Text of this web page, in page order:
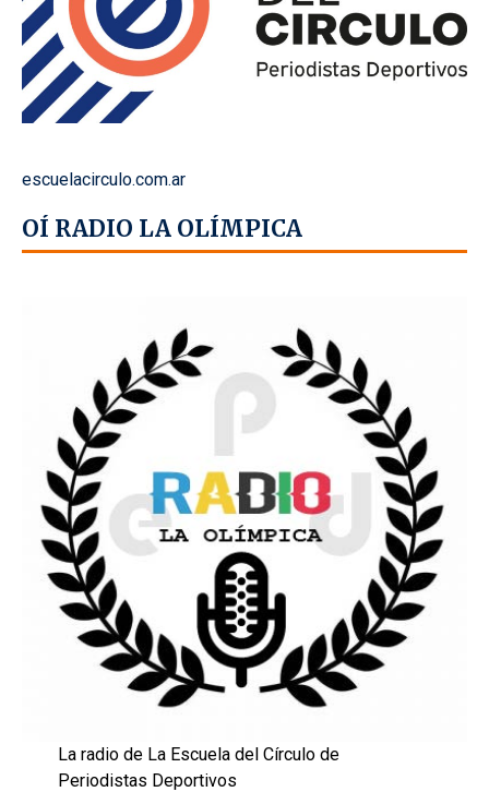
escuelacirculo.com.ar
OÍ RADIO LA OLÍMPICA
La radio de La Escuela del Círculo de
Periodistas Deportivos